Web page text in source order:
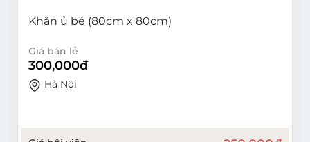
Khăn ủ bé (80cm x 80cm)
Giá bán lẻ
300,000đ
Hà Nội